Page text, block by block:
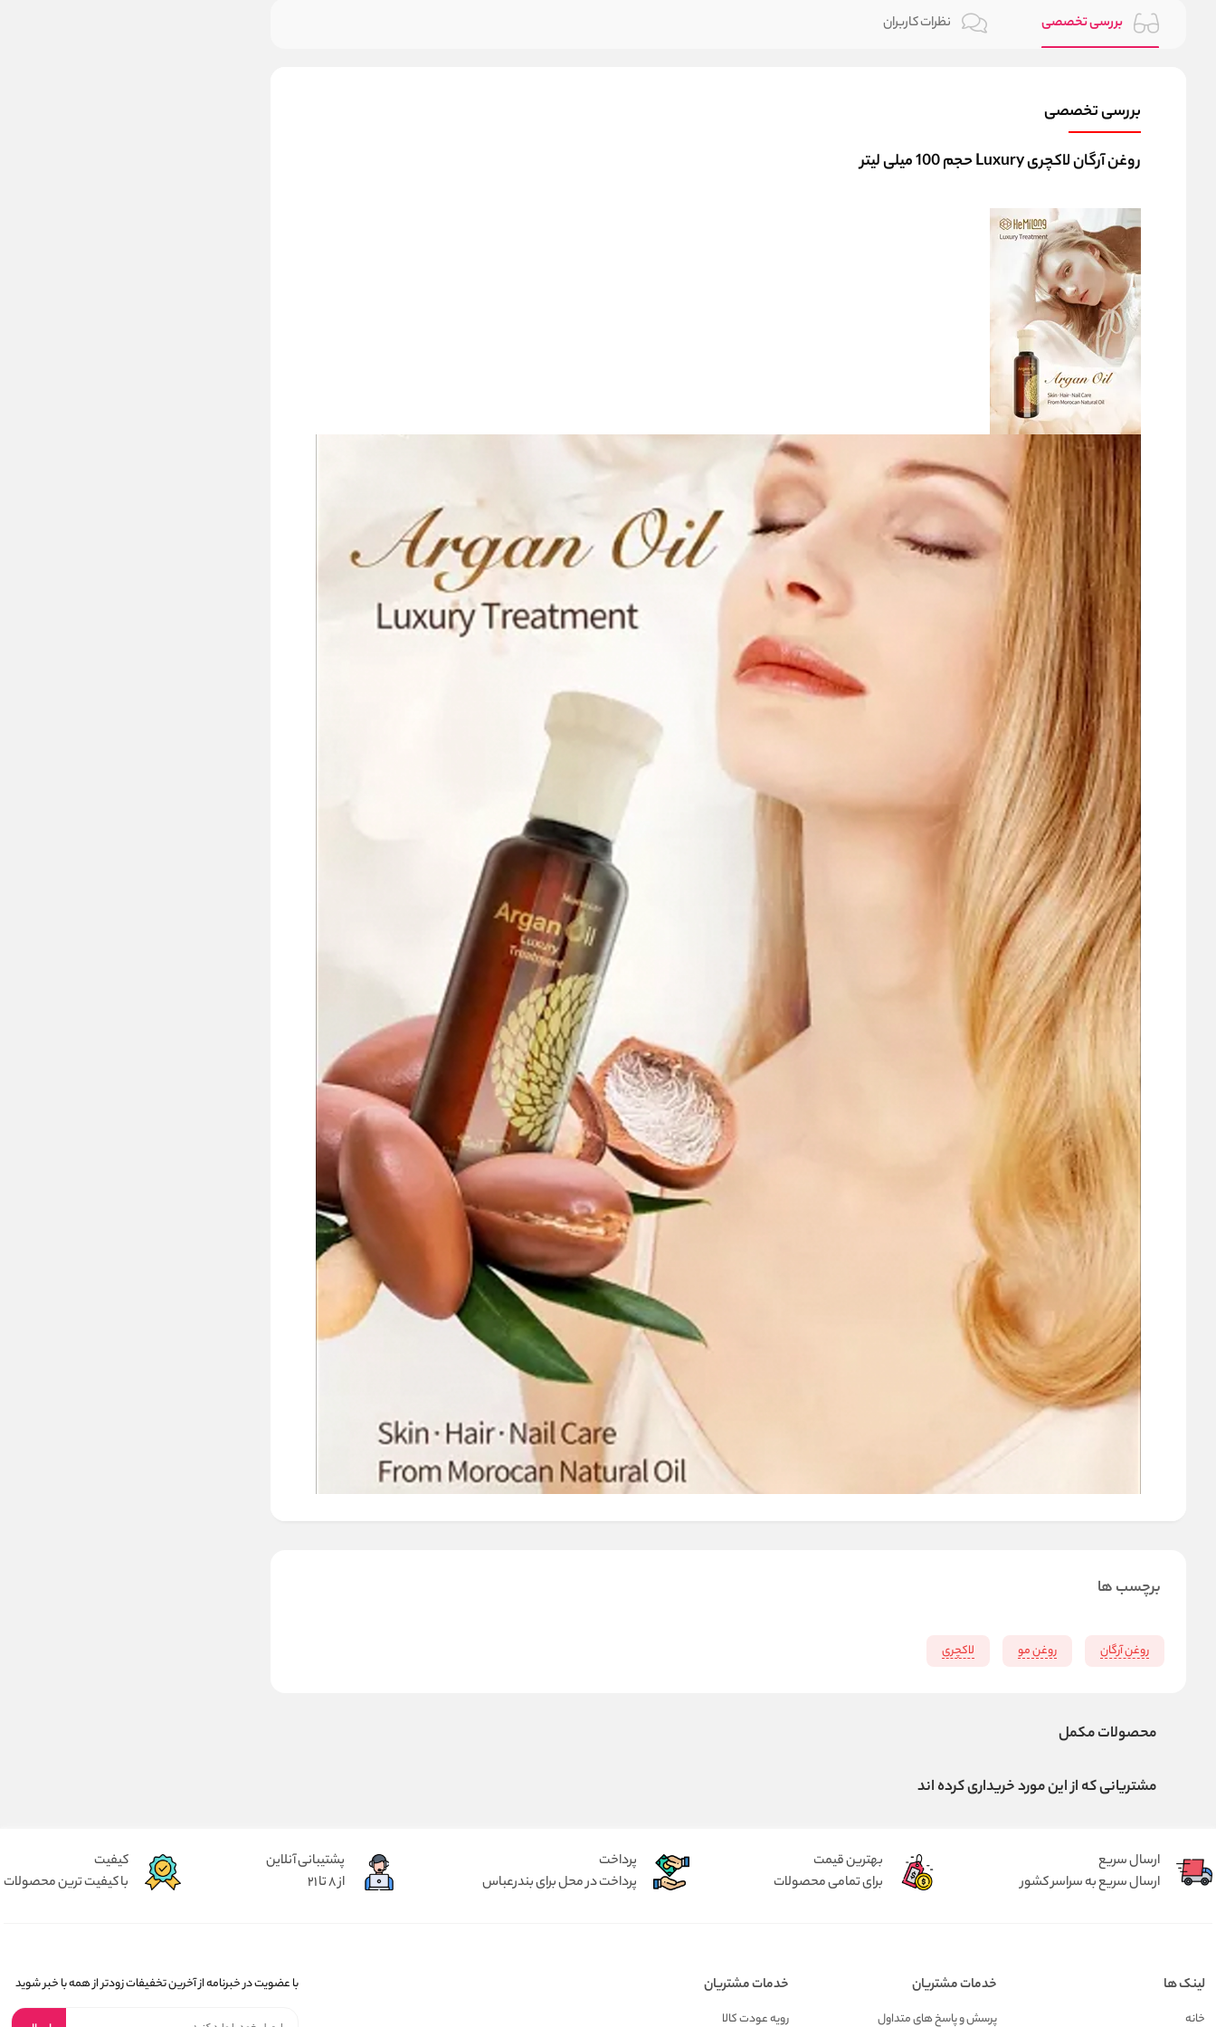
بررسی تخصصی نظرات کاربران
بررسی تخصصی
روغن آرگان لاکچری Luxury حجم 100 میلی لیتر
برچسب ها
روغن آرگان روغن مو لاکچری
محصولات مکمل
مشتریانی که از این مورد خریداری کرده اند
ارسال سریع
ارسال سریع به سراسر کشور
بهترین قیمت
برای تمامی محصولات
پرداخت
پرداخت در محل برای بندرعباس
پشتیبانی آنلاین
از 8 تا 21
کیفیت
با کیفیت ترین محصولات
لینک ها
خانه
خدمات مشتریان
پرسش و پاسخ های متداول
خدمات مشتریان
رویه عودت کالا
با عضویت در خبرنامه از آخرین تخفیفات زودتر از همه با خبر شوید